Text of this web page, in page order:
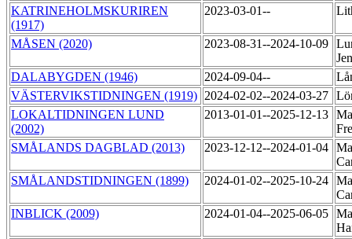
KATRINEHOLMSKURIREN
(1917)
2023-03-01--
MÅSEN (2020) 2023-08-31--2024-10-09
DALABYGDEN (1946)
2024-09-04--
VÄSTERVIKSTIDNINGEN (1919) 2024-02-02--2024-03-27
LOKALTIDNINGEN LUND
(2002)
2013-01-01--2025-12-13
SMÅLANDS DAGBLAD (2013)
2023-12-12--2024-01-04
SMÅLANDSTIDNINGEN (1899)
2024-01-02--2025-10-24
INBLICK (2009)
2024-01-04--2025-06-05